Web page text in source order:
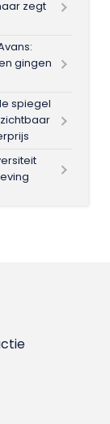
zegt
gingen
spiegel